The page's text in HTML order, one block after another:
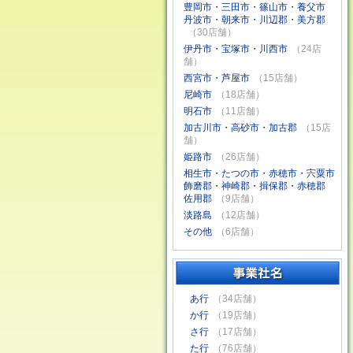
豊岡市・三田市・篠山市・養父市
丹波市・朝来市・川辺郡・美方郡
（30店舗）
伊丹市・宝塚市・川西市
（24店
舗）
西宮市・芦屋市
（15店舗）
尼崎市
（18店舗）
明石市
（11店舗）
加古川市・高砂市・加古郡
（15店
舗）
姫路市
（26店舗）
相生市・たつの市・赤穂市・宍粟市
飾磨郡・神崎郡・揖保郡・赤穂郡
佐用郡
（9店舗）
淡路島
（12店舗）
その他
（6店舗）
あ行
（34店舗）
か行
（19店舗）
さ行
（17店舗）
た行
（76店舗）